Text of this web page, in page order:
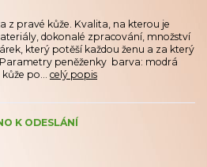
z pravé kůže. Kvalita, na kterou je
dokonalé zpracování, množství
který potěší každou ženu a za který
peněženky barva: modrá
po... celý popis
K ODESLÁNÍ